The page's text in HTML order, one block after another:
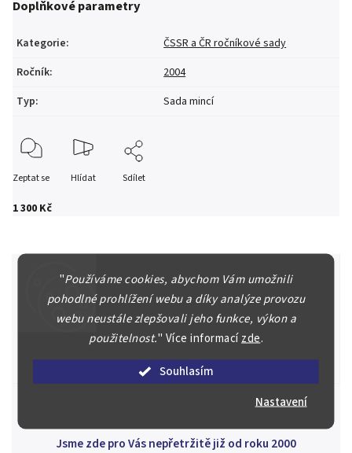
"Používáme cookies, abychom Vám umožnili
pohodlné prohlížení webu a díky analýze provozu
webu neustále zlepšovali jeho funkce, výkon a
použitelnost." Více informacízde.
Souhlasím
Nastavení
1 300 Kč
Doplňkové parametry
Kategorie:
ČSSR a ČR ročníkové sady
Ročník:
2004
Typ: Sada mincí
Zeptat se Hlídat Sdílet
Špičkové služby za nejlepší ceny
Náš kolektiv specialistů a znalců se Vám bude plně věnovat.
Posoudíme kvalitu a pravost Vašeho materiálu, prodáme v naší
aukci nebo Vám poradíme kam investovat.
Jsme zde pro Vás nepřetržitě již od roku 2000